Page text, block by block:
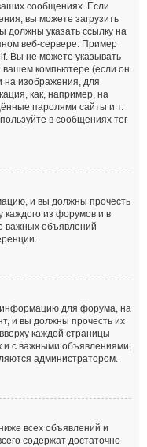
сообщениях. Если
вы можете загрузить
должны указать ссылку на
веб-сервере. Пример
Вы не можете указывать
компьютере (если он
на изображения, для
как, например, на
паролями сайты и т.
в сообщениях тег
и вы должны прочесть
каждого из форумов и в
важных объявлений
для форума, на
и вы должны прочесть их
каждой страницы
и с важными объявлениями,
администратором.
всех объявлений и
содержат достаточно